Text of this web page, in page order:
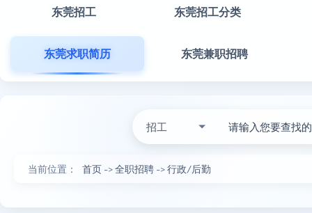
东莞招工 东莞招工分类
东莞求职简历 东莞兼职招聘
招工
当前位置： 首页 ->全职招聘 ->行政/后勤